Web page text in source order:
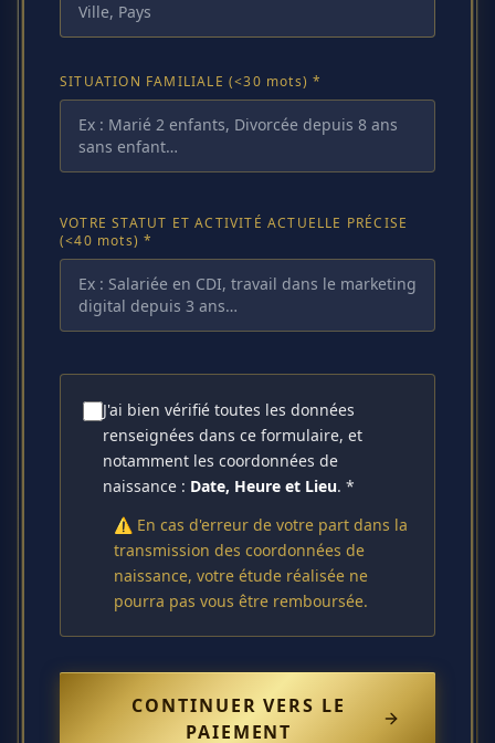
SITUATION FAMILIALE (<30 mots) *
VOTRE STATUT ET ACTIVITÉ ACTUELLE PRÉCISE
(<40 mots) *
J'ai bien vérifié toutes les données
renseignées dans ce formulaire, et
notamment les coordonnées de
naissance : Date, Heure et Lieu. *
⚠️ En cas d'erreur de votre part dans la
transmission des coordonnées de
naissance, votre étude réalisée ne
pourra pas vous être remboursée.
CONTINUER VERS LE
PAIEMENT